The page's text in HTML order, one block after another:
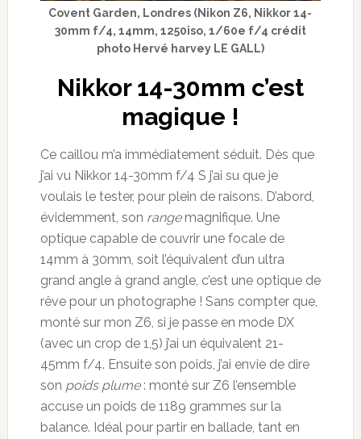
Covent Garden, Londres (Nikon Z6, Nikkor 14-
30mm f/4, 14mm, 1250iso, 1/60e f/4 crédit
photo Hervé harvey LE GALL)
Nikkor 14-30mm c’est
magique !
Ce caillou m’a immédiatement séduit. Dès que
j’ai vu Nikkor 14-30mm f/4 S j’ai su que je
voulais le tester, pour plein de raisons. D’abord,
évidemment, son rangemagnifique. Une
optique capable de couvrir une focale de
14mm à 30mm, soit l’équivalent d’un ultra
grand angle à grand angle, c’est une optique de
rêve pour un photographe ! Sans compter que,
monté sur mon Z6, si je passe en mode DX
(avec un crop de 1,5) j’ai un équivalent 21-
45mm f/4. Ensuite son poids, j’ai envie de dire
son poids plume: monté sur Z6 l’ensemble
accuse un poids de 1189 grammes sur la
balance. Idéal pour partir en ballade, tant en